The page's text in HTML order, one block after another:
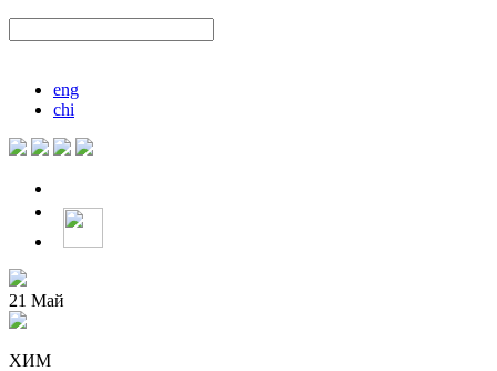
eng
chi
21 Май
ХИМ